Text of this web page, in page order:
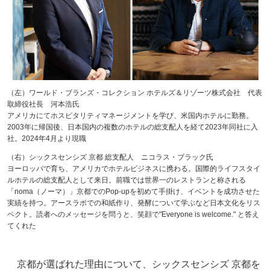
（左）ワールド・ブランズ・コレクション ホテルズ＆リゾーツ株式会社 代表
取締役社長 河本浩氏
アメリカにてホスピタリティマネージメントを学び、米国内ホテルに勤務。
2003年に帰国後、日本国内の複数のホテルの総支配人を経て2023年同社に入
社。2024年4月より現職
（右）シックスセンシズ 京都 総支配人 ニコラス・ブラック氏
ヨーロッパで育ち、アメリカでホテルビジネスに携わる。国際的ライフスタイ
ルホテルの総支配人として来日。前職では世界一のレストランと称される
「noma（ノーマ）」京都でのPop-upを初めて手掛け、イベントを成功させた
実績を持つ。アースラボでの和紙作り、発酵について学ぶなど日本文化をリス
ペクト。読者へのメッセージを問うと、笑顔で"Everyone is welcome." と答え
てくれた
京都が選ばれた理由について、シックスセンシズ 京都を